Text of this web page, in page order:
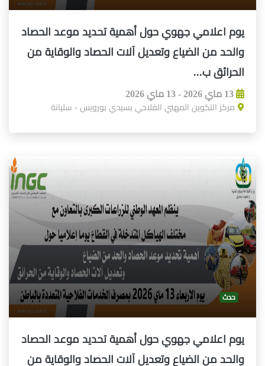
يوم اعلامي جهوي حول أهمية تحديد موعد الحصاد
والحد من الضياع وتعديل آلات الحصاد والوقاية من
الحرائق ب...
13 ماي 2026 - 13 ماي 2026
مركز التكوين المهني الفلاحي بسيدي بورويس - سليانة
حدث
يوم اعلامي جهوي حول أهمية تحديد موعد الحصاد
والحد من الضياع وتعديل آلات الحصاد والوقاية من